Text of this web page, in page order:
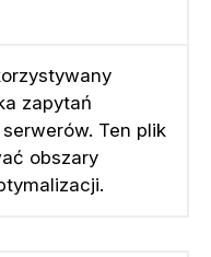
zapytań
Ten plik
obszary